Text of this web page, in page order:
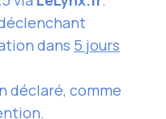
dans 5 jours
déclaré, comme